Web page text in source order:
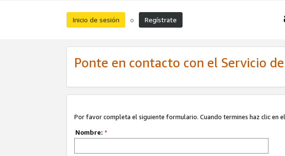
Inicio de sesión o Regístrate
Ponte en contacto con el Servicio
Por favor completa el siguiente formulario. Cuando termines haz clic en
Nombre: *